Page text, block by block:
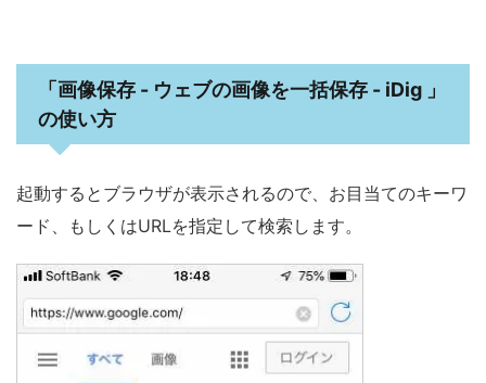
「画像保存 - ウェブの画像を一括保存 - iDig 」
の使い方
起動するとブラウザが表示されるので、お目当てのキーワ
ード、もしくはURLを指定して検索します。